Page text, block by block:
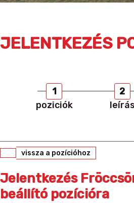
JELENTKEZÉS
1
poziciók
2
leírás
vissza a pozícióhoz
Jelentkezés
beállító pozícióra